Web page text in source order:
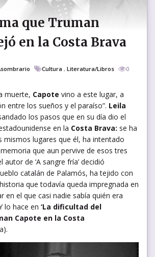
que Truman
en la Costa Brava
Cultura , Literatura/Libros
0
muerte, Capote vino a este lugar, a
entre los sueños y el paraíso”. Leila
los pasos que en su día dio el
en la Costa Brava: se ha
mismos lugares que él, ha intentado
que aun pervive de esos tres
de ‘A sangre fría’ decidió
catalán de Palamós, ha tejido con
que todavía queda impregnada en
en el que casi nadie sabía quién era
lo hace en ‘La dificultad del
Capote en la Costa